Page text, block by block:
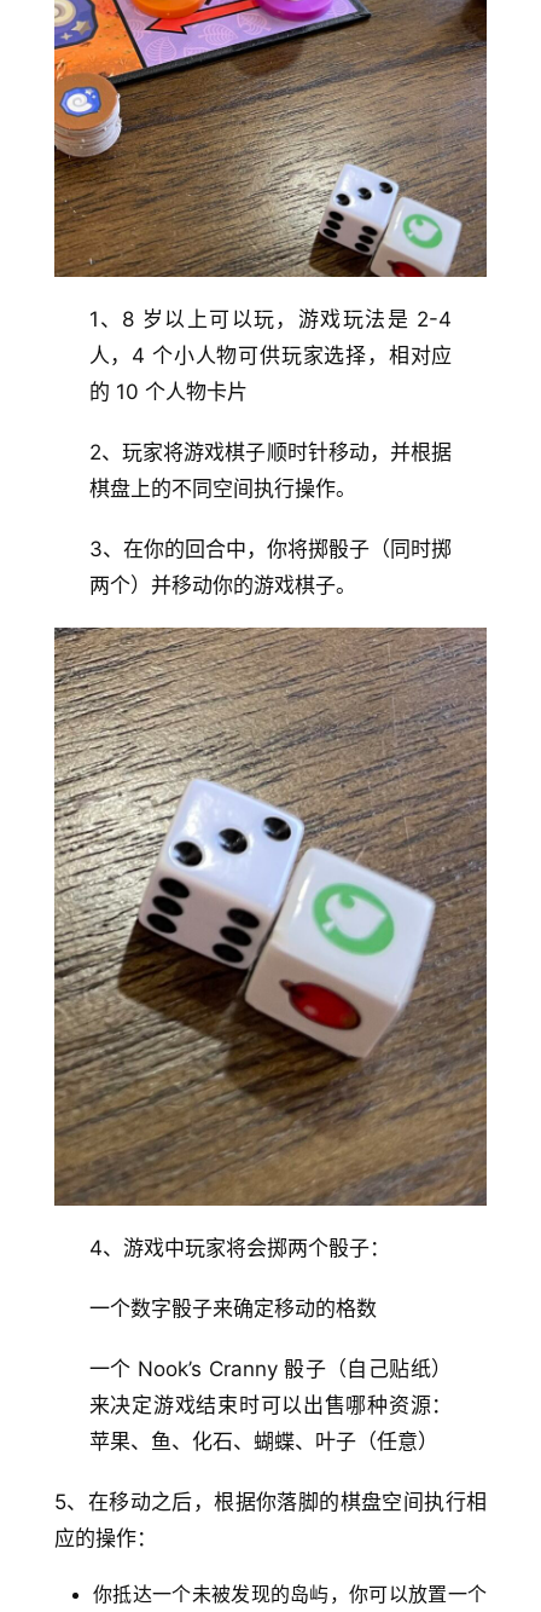
1、8 岁以上可以玩，游戏玩法是 2-4
人，4 个小人物可供玩家选择，相对应
的 10 个人物卡片
2、玩家将游戏棋子顺时针移动，并根据
棋盘上的不同空间执行操作。
3、在你的回合中，你将掷骰子（同时掷
两个）并移动你的游戏棋子。
4、游戏中玩家将会掷两个骰子：
一个数字骰子来确定移动的格数
一个 Nook’s Cranny 骰子（自己贴纸）
来决定游戏结束时可以出售哪种资源：
苹果、鱼、化石、蝴蝶、叶子（任意）
5、在移动之后，根据你落脚的棋盘空间执行相
应的操作：
你抵达一个未被发现的岛屿，你可以放置一个